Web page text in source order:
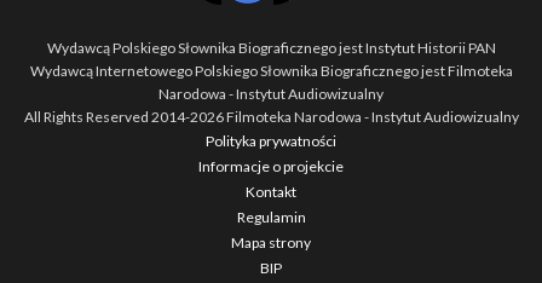
Wydawcą Polskiego Słownika Biograficznego jest Instytut Historii PAN
Wydawcą Internetowego Polskiego Słownika Biograficznego jest Filmoteka
Narodowa - Instytut Audiowizualny
All Rights Reserved 2014-2026Filmoteka Narodowa - Instytut Audiowizualny
Polityka prywatności
Informacje o projekcie
Kontakt
Regulamin
Mapa strony
BIP